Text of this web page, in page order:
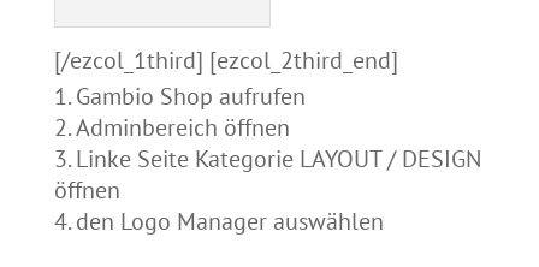
[/ezcol_1third] [ezcol_2third_end]
Gambio Shop aufrufen
Adminbereich öffnen
Linke Seite Kategorie LAYOUT / DESIGN
öffnen
den Logo Manager auswählen